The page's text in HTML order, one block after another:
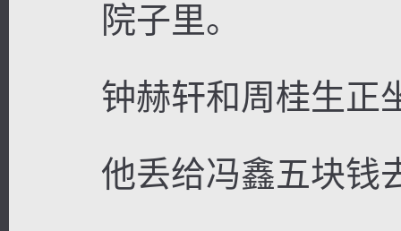
院子里。
钟赫轩和周桂生正
他丢给冯鑫五块钱